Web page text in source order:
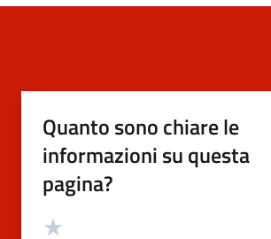
Quanto sono chiare le
informazioni su questa
pagina?
Valutazione